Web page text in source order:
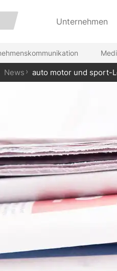
Unternehmen
News auto motor und sport-